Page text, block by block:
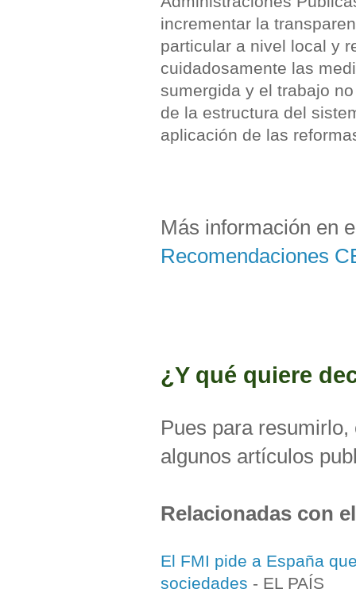
incrementar la
particular a nivel local y
cuidadosamente las
sumergida y el trabajo
de la estructura del
aplicación de las
Más información en
Recomendaciones
¿Y qué quiere
Pues para
algunos artículos
Relacionadas con
El FMI pide a España
sociedades - EL PAÍS